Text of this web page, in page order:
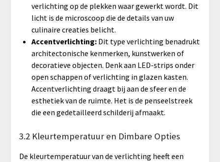
verlichting op de plekken waar gewerkt wordt. Dit
licht is de microscoop die de details van uw
culinaire creaties belicht.
Accentverlichting:Dit type verlichting benadrukt
architectonische kenmerken, kunstwerken of
decoratieve objecten. Denk aan LED-strips onder
open schappen of verlichting in glazen kasten.
Accentverlichting draagt bij aan de sfeer en de
esthetiek van de ruimte. Het is de penseelstreek
die een gedetailleerd schilderij afmaakt.
3.2 Kleurtemperatuur en Dimbare Opties
De kleurtemperatuur van de verlichting heeft een